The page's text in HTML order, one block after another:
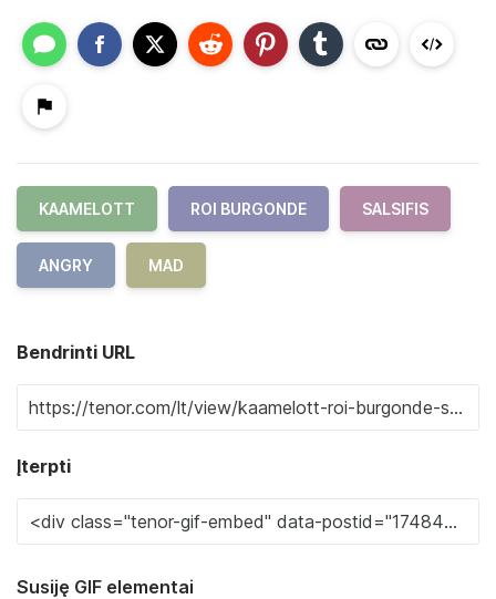
KAAMELOTT ROI BURGONDE SALSIFIS
ANGRY MAD
Bendrinti URL
Įterpti
Susiję GIF elementai